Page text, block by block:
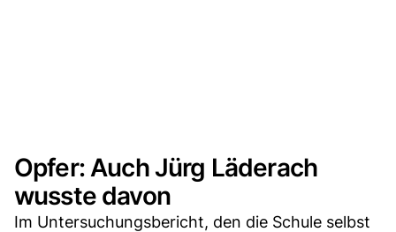
Opfer: Auch Jürg Läderach
wusste davon
Im Untersuchungsbericht, den die Schule selbst